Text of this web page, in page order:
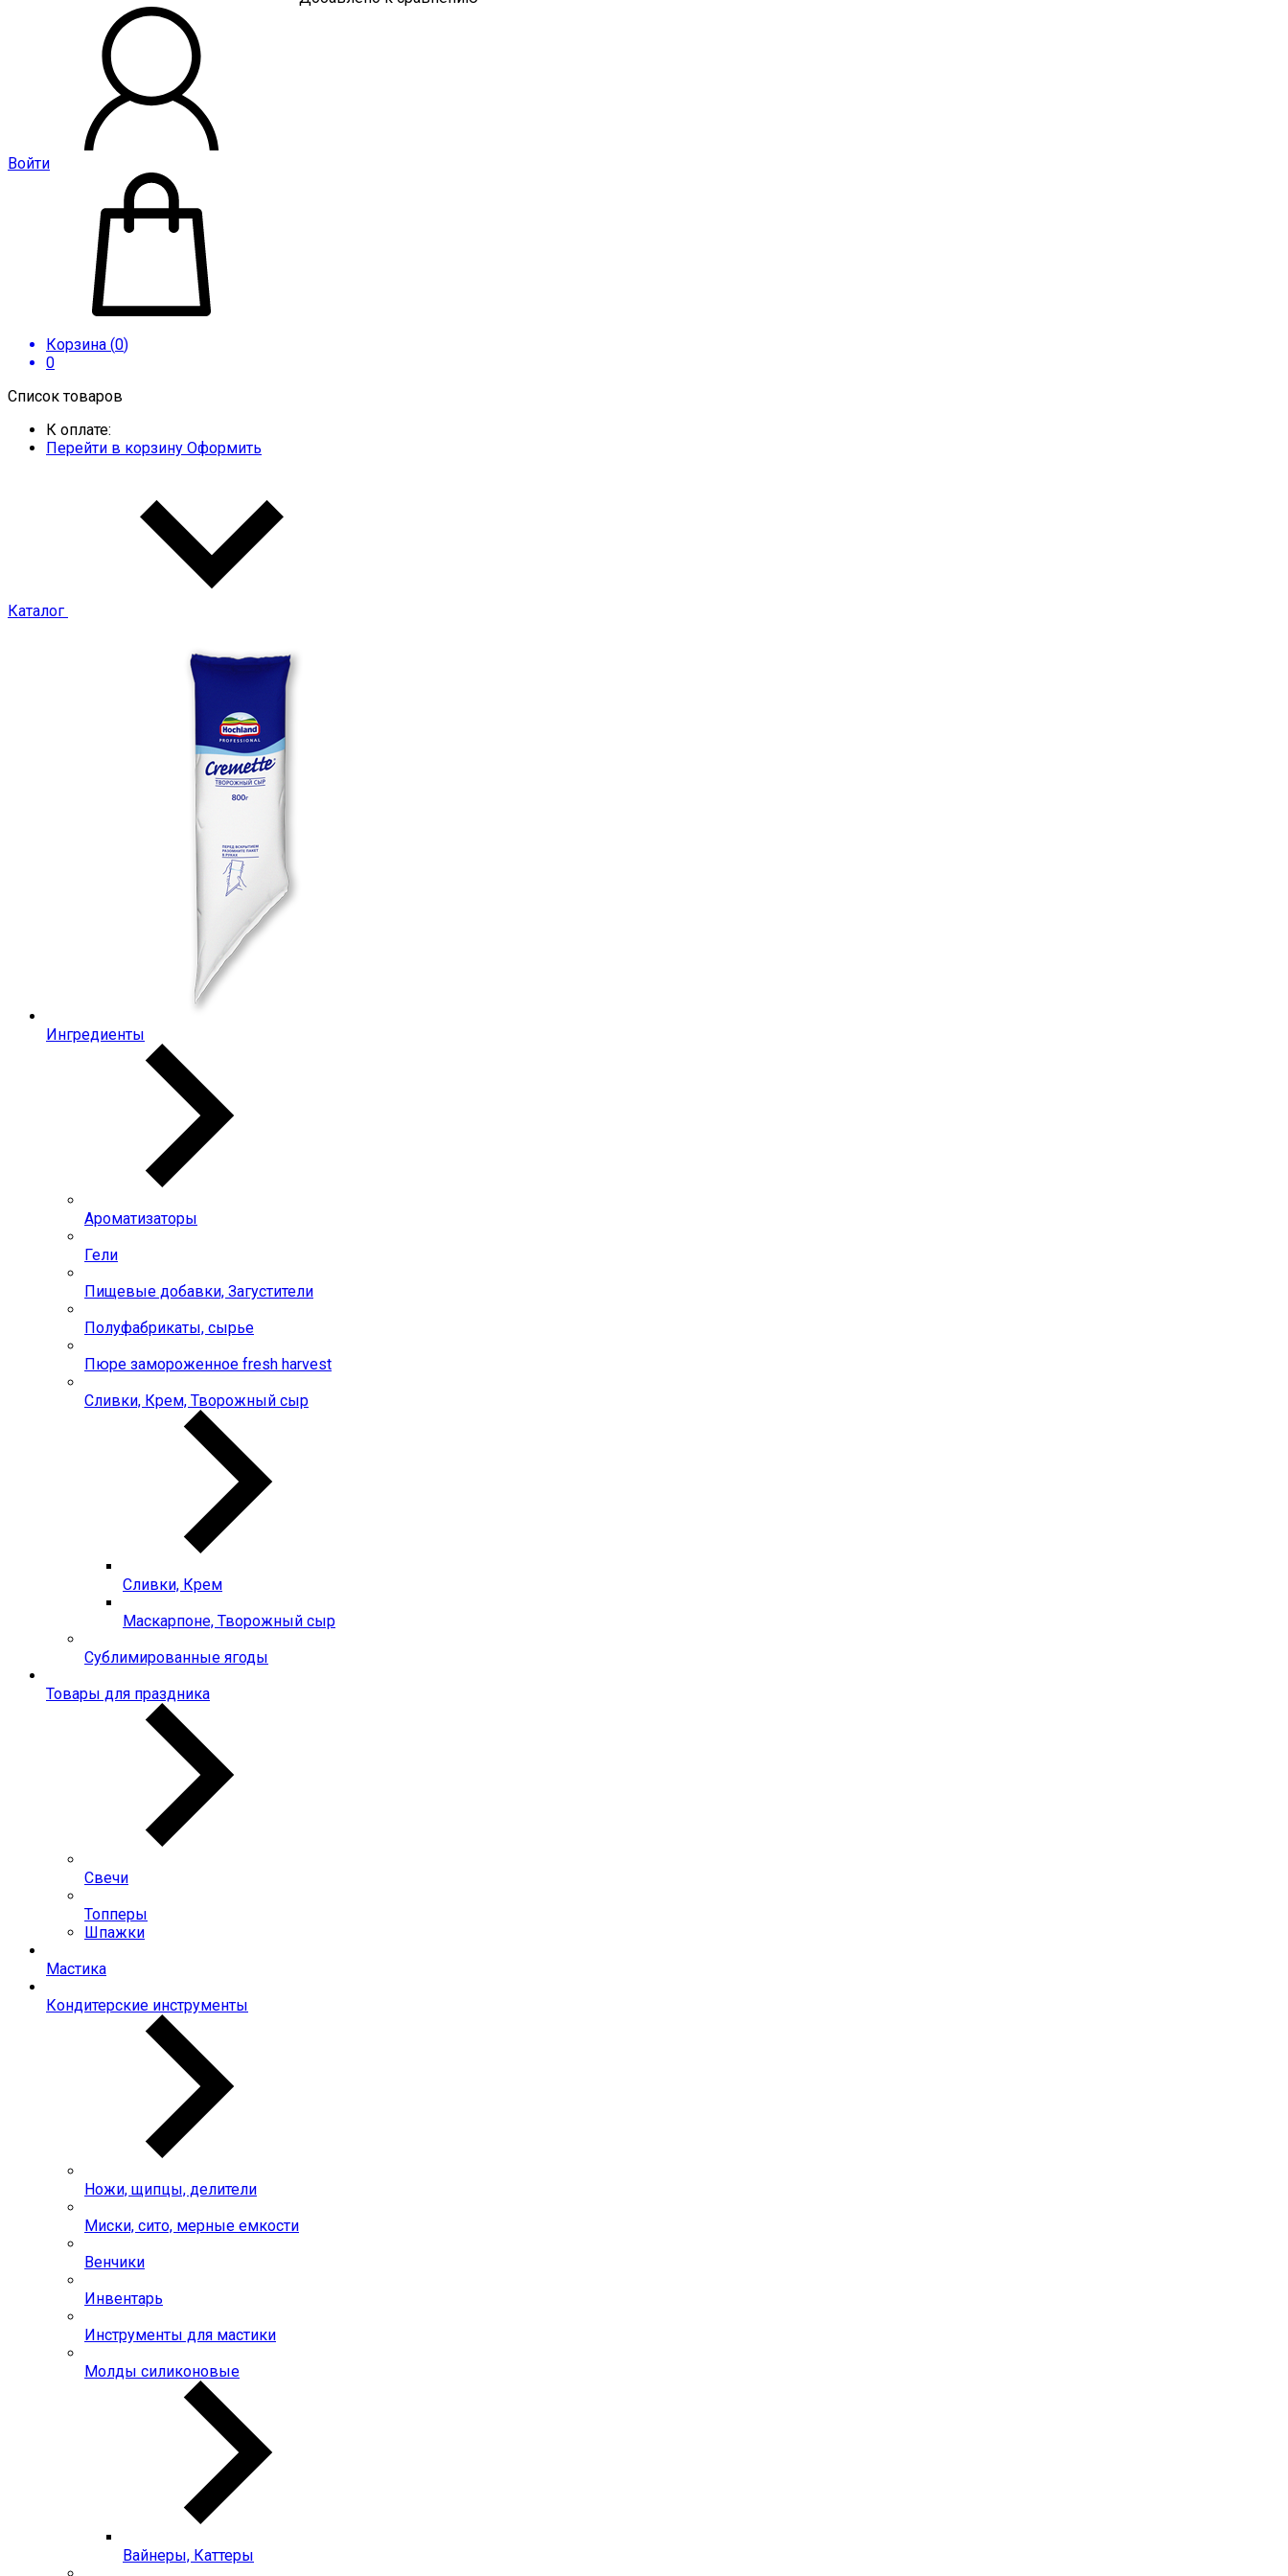
Войти
Корзина (0)
0
Список товаров
К оплате:
Перейти в корзину Оформить
Каталог
Ингредиенты
Ароматизаторы
Гели
Пищевые добавки, Загустители
Полуфабрикаты, сырье
Пюре замороженное fresh harvest
Сливки, Крем, Творожный сыр
Сливки, Крем
Маскарпоне, Творожный сыр
Сублимированные ягоды
Товары для праздника
Свечи
Топперы
Шпажки
Мастика
Кондитерские инструменты
Ножи, щипцы, делители
Миски, сито, мерные емкости
Венчики
Инвентарь
Инструменты для мастики
Молды силиконовые
Вайнеры, Каттеры